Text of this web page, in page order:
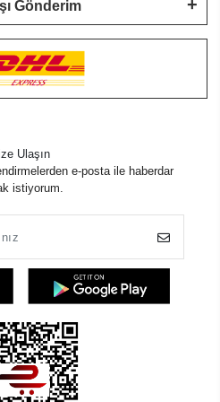
Gönderim
Ulaşın
e-posta ile haberdar
istiyorum.